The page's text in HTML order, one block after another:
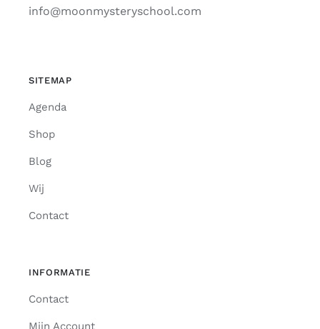
info@moonmysteryschool.com
SITEMAP
Agenda
Shop
Blog
Wij
Contact
INFORMATIE
Contact
Mijn Account